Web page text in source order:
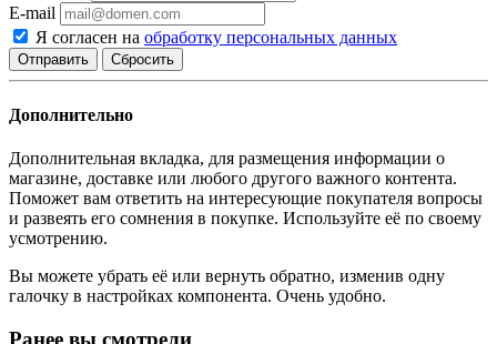
E-mail
Я согласен на обработку персональных данных
Сбросить
Дополнительно
Дополнительная вкладка, для размещения информации о
магазине, доставке или любого другого важного контента.
Поможет вам ответить на интересующие покупателя вопросы
и развеять его сомнения в покупке. Используйте её по своему
усмотрению.
Вы можете убрать её или вернуть обратно, изменив одну
галочку в настройках компонента. Очень удобно.
Ранее вы смотрели